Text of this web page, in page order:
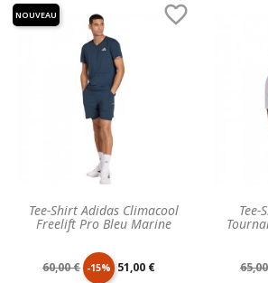
Tee-Shirt Adidas Climacool
Freelift Pro Bleu Marine

Prix
60,00 € -15% Prix
51,00 €
NOUVEAU
Tee-
Prix